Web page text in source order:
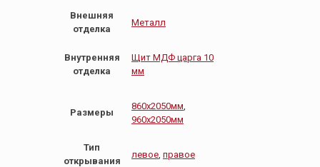
Внешняя
отделка
Металл
Внутренняя
отделка
Щит МДФ царга 10
мм
Размеры
860х2050мм
960х2050мм
Тип
открывания
левое правое